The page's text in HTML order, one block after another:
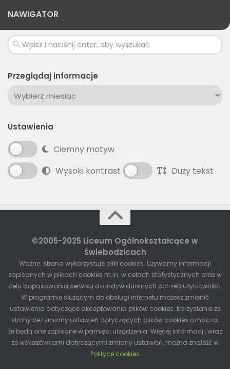
NAWIGATOR
Przeglądaj informacje
Przeglądaj
informacje
Ustawienia
Ciemny motyw
Wysoki kontrast
Duży tekst
©2005-2025 Liceum Ogólnokształcące w
Świebodzicach
Ważne: strona wykorzystuje pliki cookies. Używamy informacji
zapisanych w plikach cookies m.in. w celach statystycznych oraz w
celu dopasowania serwisu do indywidualnych potrzeb użytkownika.
W programie służącym do obsługi internetu możesz zmienić
ustawienia dotyczące akceptowania plików cookies. Korzystanie ze
strony bez zmiany ustawień dotyczących plików cookies oznacza,
że będą one zapisane w pamięci urządzenia. Więcej informacji, wraz
ze wskazówkami dotyczącymi zmiany ustawień, można znaleźć w
Polityce cookies